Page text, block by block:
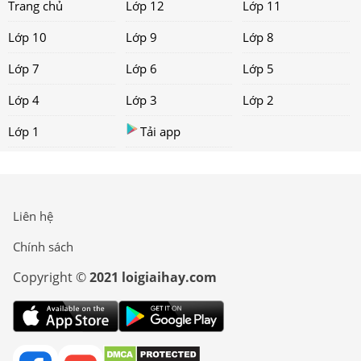
Trang chủ Lớp 12
Lớp 11
Lớp 10
Lớp 9
Lớp 8
Lớp 7
Lớp 6
Lớp 5
Lớp 4
Lớp 3
Lớp 2
Lớp 1
Tải app
Liên hệ
Chính sách
Copyright ©2021 loigiaihay.com